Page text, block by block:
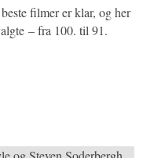
filmer er klar, og her
– fra 100. til 91.